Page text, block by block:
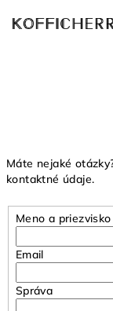
Máte nejaké
kontaktné údaje.
Meno a priezvisko
Email
Správa